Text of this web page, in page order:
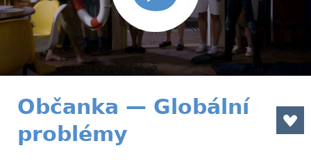
Občanka — Globální
problémy